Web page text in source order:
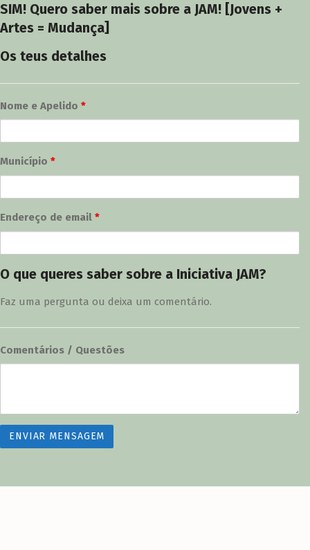
SIM! Quero saber mais sobre a JAM! [Jovens +
Artes = Mudança]
Os teus detalhes
Nome e Apelido *
Município *
Endereço de email *
O que queres saber sobre a Iniciativa JAM?
Faz uma pergunta ou deixa um comentário.
Comentários / Questões